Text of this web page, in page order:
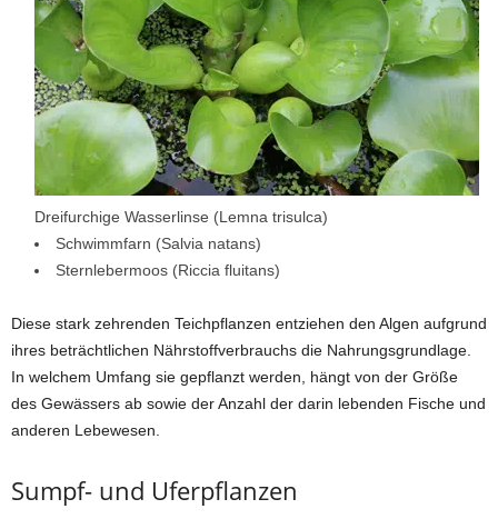
Dreifurchige Wasserlinse (Lemna trisulca)
Schwimmfarn (Salvia natans)
Sternlebermoos (Riccia fluitans)
Diese stark zehrenden Teichpflanzen entziehen den Algen aufgrund
ihres beträchtlichen Nährstoffverbrauchs die Nahrungsgrundlage.
In welchem Umfang sie gepflanzt werden, hängt von der Größe
des Gewässers ab sowie der Anzahl der darin lebenden Fische und
anderen Lebewesen.
Sumpf- und Uferpflanzen